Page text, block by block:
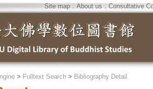
Site map．About us ． Consultative
> Fulltext Search > Bibliography Detail